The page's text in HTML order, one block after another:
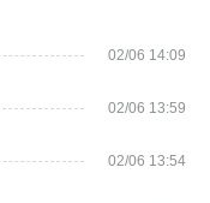
02/06 14:09
02/06 13:59
02/06 13:54